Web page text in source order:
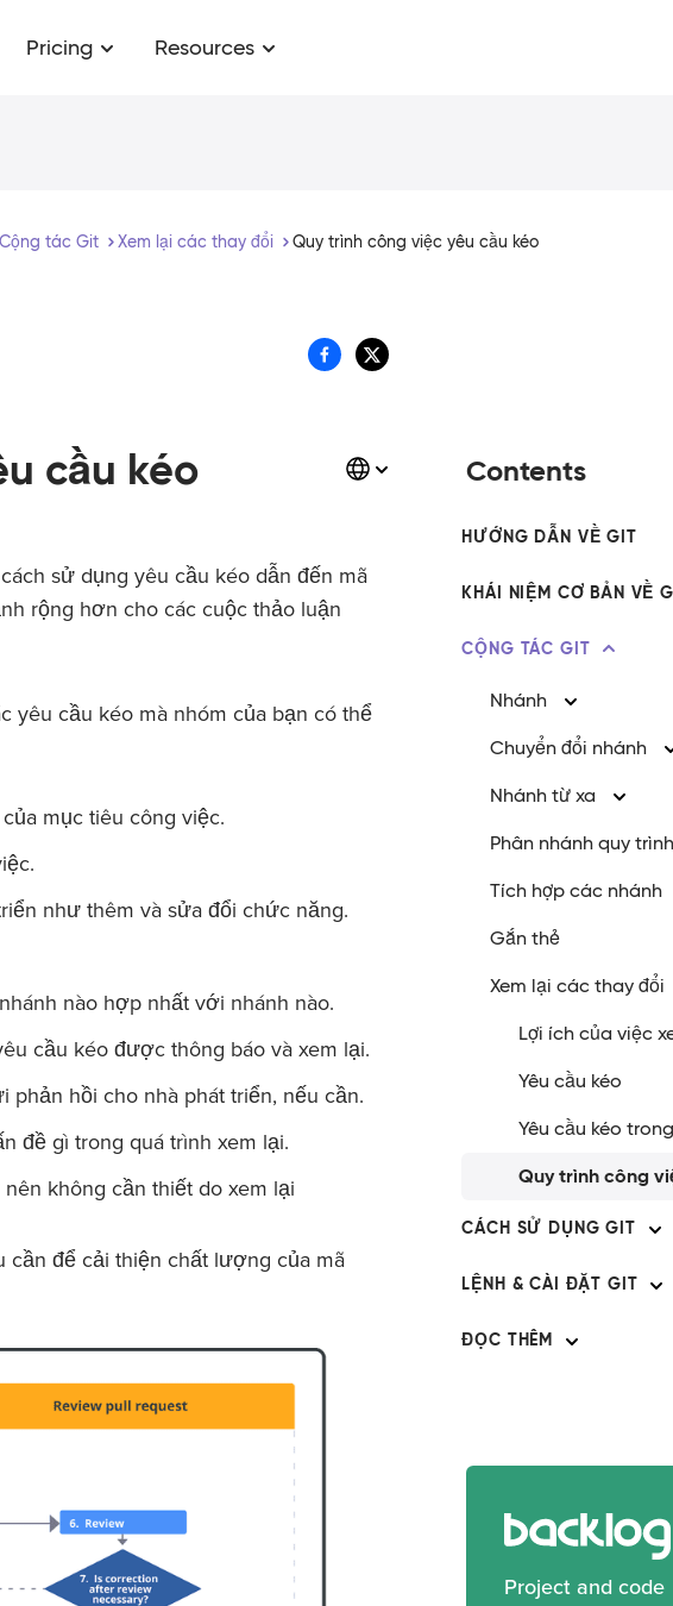
Pricing Resources
Cộng tác Git Xem lại các thay đổi Quy trình công việc yêu cầu kéo
cầu kéo
sử dụng yêu cầu kéo dẫn đến mã
rộng hơn cho các cuộc thảo luận
yêu cầu kéo mà nhóm của bạn có thể
mục tiêu công việc.
như thêm và sửa đổi chức năng.
nào hợp nhất với nhánh nào.
cầu kéo được thông báo và xem lại.
hồi cho nhà phát triển, nếu cần.
đề gì trong quá trình xem lại.
không cần thiết do xem lại
để cải thiện chất lượng của mã
Contents
HƯỚNG DẪN VỀ GIT
​KHÁI NIỆM CƠ BẢN VỀ
CỘNG TÁC GIT
Nhánh
Chuyển đổi nhánh
Nhánh từ xa
Phân nhánh quy
Tích hợp các nhánh
Gắn thẻ
Xem lại các thay đổi
Lợi ích của việc
Yêu cầu kéo
Yêu cầu kéo
Quy trình công
CÁCH SỬ DỤNG GIT
LỆNH & CÀI ĐẶT GIT
ĐỌC THÊM
Project and code